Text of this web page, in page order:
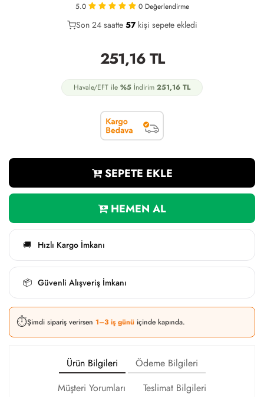
5.0 0 Değerlendirme
41
Son 24 saatte 57kişi sepete ekledi
15
251,16TL
Havale/EFT ile %5 İndirim 251,16 TL
SEPETE EKLE
HEMEN AL
🚚 Hızlı Kargo İmkanı
📦 Güvenli Alışveriş İmkanı
⏱️Şimdi sipariş verirsen 1–3 iş günü içinde kapında.
Ürün Bilgileri
Ödeme Bilgileri
Müşteri Yorumları
Teslimat Bilgileri